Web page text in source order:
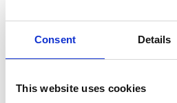
Consent Details
This website uses cookies